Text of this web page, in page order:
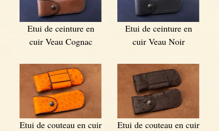
Etui de ceinture en
cuir Veau Cognac
Etui de ceinture en
cuir Veau Noir
Etui de couteau en cuir
Etui de couteau en cuir